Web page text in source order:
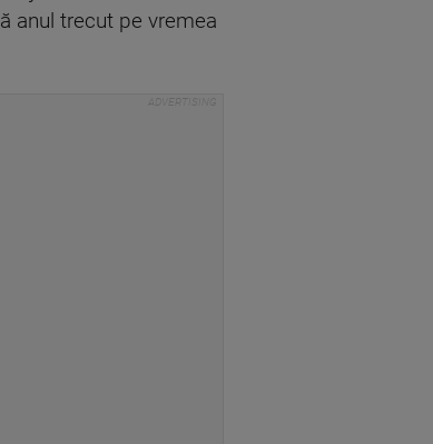
anul trecut pe vremea